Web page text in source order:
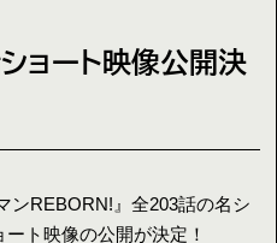
ョート映像公開決
REBORN!』全203話の名シ
ト映像の公開が決定！